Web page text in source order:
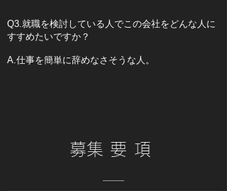
Q3.就職を検討している人でこの会社をどんな人に
すすめたいですか？
A.仕事を簡単に辞めなさそうな人。
​募集要項